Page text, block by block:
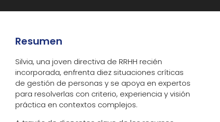
Resumen
Silvia, una joven directiva de RRHH recién
incorporada, enfrenta diez situaciones críticas
de gestión de personas y se apoya en expertos
para resolverlas con criterio, experiencia y visión
práctica en contextos complejos.